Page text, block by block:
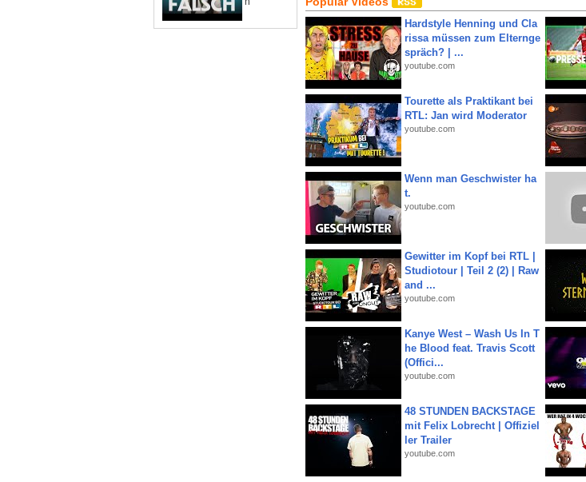
Hardstyle Henning und Cla
rissa müssen zum Elternge
spräch? | ...
youtube.com
Tourette als Praktikant bei
RTL: Jan wird Moderator
youtube.com
Wenn man Geschwister ha
t.
youtube.com
Gewitter im Kopf bei RTL |
Studiotour | Teil 2 (2) | Raw
and ...
youtube.com
Kanye West – Wash Us In T
he Blood feat. Travis Scott
(Offici...
youtube.com
48 STUNDEN BACKSTAGE
mit Felix Lobrecht | Offiziel
ler Trailer
youtube.com